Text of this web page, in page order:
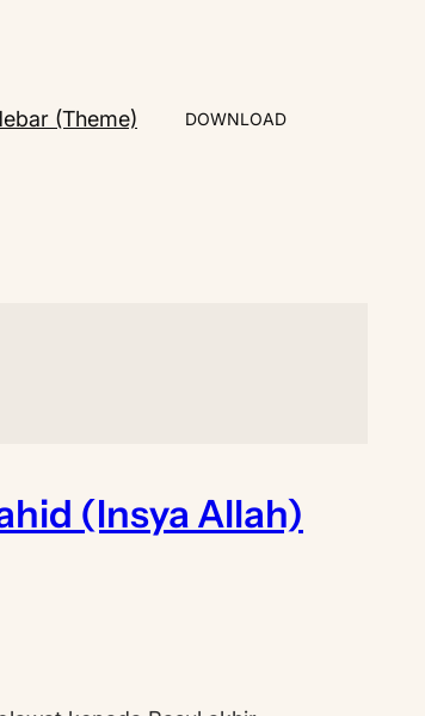
(Theme) DOWNLOAD
(Insya Allah)